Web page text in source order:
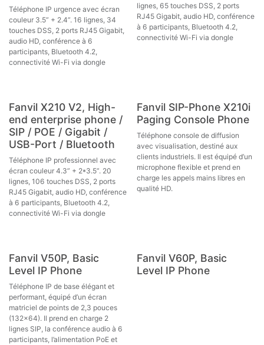
Téléphone IP urgence avec écran
couleur 3.5” + 2.4”. 16 lignes, 34
touches DSS, 2 ports RJ45 Gigabit,
audio HD, conférence à 6
participants, Bluetooth 4.2,
connectivité Wi-Fi via dongle
lignes, 65 touches DSS, 2 ports
RJ45 Gigabit, audio HD, conférence
à 6 participants, Bluetooth 4.2,
connectivité Wi-Fi via dongle
Fanvil X210 V2, High-
end enterprise phone /
SIP / POE / Gigabit /
USB-Port / Bluetooth
Téléphone IP professionnel avec
écran couleur 4.3” + 2*3.5”. 20
lignes, 106 touches DSS, 2 ports
RJ45 Gigabit, audio HD, conférence
à 6 participants, Bluetooth 4.2,
connectivité Wi-Fi via dongle
Fanvil SIP-Phone X210i
Paging Console Phone
Téléphone console de diffusion
avec visualisation, destiné aux
clients industriels. Il est équipé d’un
microphone flexible et prend en
charge les appels mains libres en
qualité HD.
Fanvil V50P, Basic
Level IP Phone
Téléphone IP de base élégant et
performant, équipé d’un écran
matriciel de points de 2,3 pouces
(132x64). Il prend en charge 2
lignes SIP, la conférence audio à 6
participants, l’alimentation PoE et
Fanvil V60P, Basic
Level IP Phone